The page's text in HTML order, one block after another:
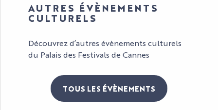
AUTRES ÉVÈNEMENTS
CULTURELS
Découvrez d’autres évènements culturels
du Palais des Festivals de Cannes
TOUS LES ÉVÈNEMENTS